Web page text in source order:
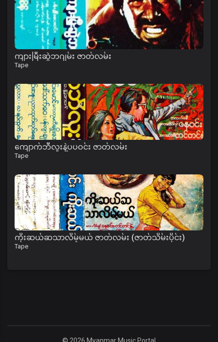
ကျားမြီးဆွဲဘဂျမ်း ဇာတ်လမ်း
Tape
ကျောက်ဘီလူးနဲ့ပပဝင်း ဇာတ်လမ်း
Tape
ကိုးဆယ်ဆသာလိမ့်မယ် ဇာတ်လမ်း (ဇာတ်သိမ်းပိုင်း)
Tape